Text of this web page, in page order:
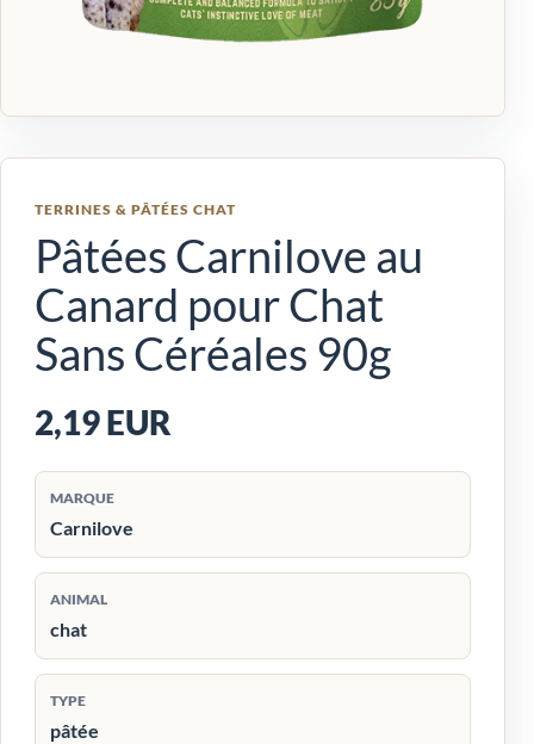
TERRINES & PÂTÉES CHAT
Pâtées Carnilove au
Canard pour Chat
Sans Céréales 90g
2,19 EUR
MARQUE
Carnilove
ANIMAL
chat
TYPE
pâtée